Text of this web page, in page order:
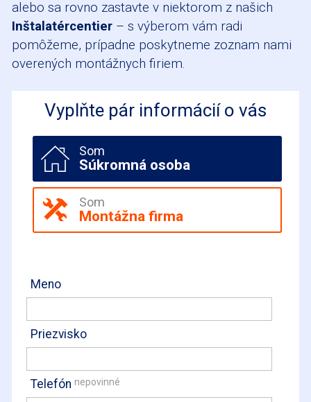
alebo sa rovno zastavte v niektorom z našich
Inštalatércentier – s výberom vám radi
pomôžeme, prípadne poskytneme zoznam nami
overených montážnych firiem.
Vyplňte pár informácií o vás
Som
Súkromná osoba
Som
Montážna firma
Meno
Priezvisko
Telefón nepovinné